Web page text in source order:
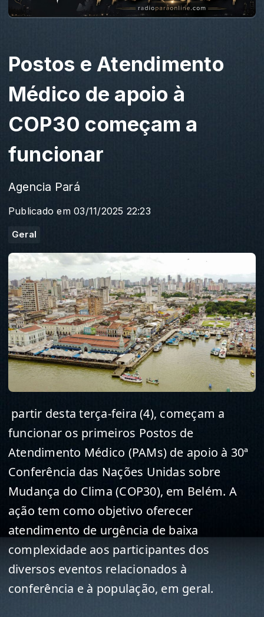
Postos e Atendimento
Médico de apoio à
COP30 começam a
funcionar
Agencia Pará
Publicado em 03/11/2025 22:23
Geral
partir desta terça-feira (4), começam a
funcionar os primeiros Postos de
Atendimento Médico (PAMs) de apoio à 30ª
Conferência das Nações Unidas sobre
Mudança do Clima (COP30), em Belém. A
ação tem como objetivo oferecer
atendimento de urgência de baixa
complexidade aos participantes dos
diversos eventos relacionados à
conferência e à população, em geral.